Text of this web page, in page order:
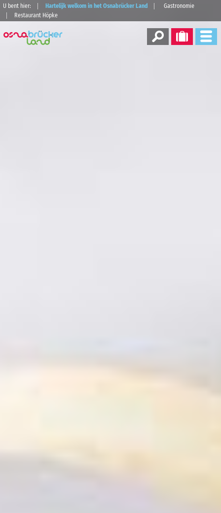
U bent hier: Hartelijk welkom in het Osnabrücker Land
Gastronomie
Restaurant Höpke